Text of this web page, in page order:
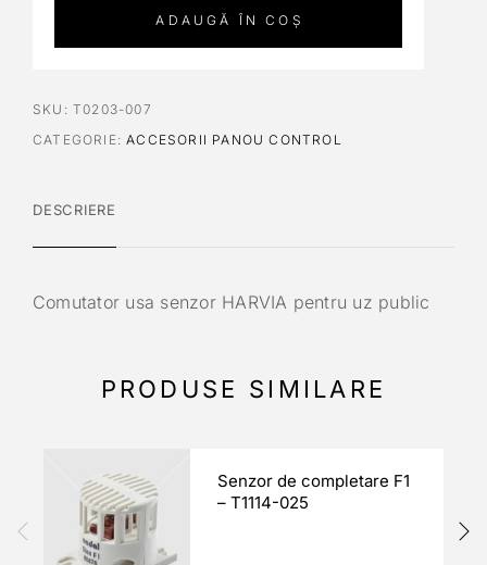
ADAUGĂ ÎN COȘ
SKU: T0203-007
CATEGORIE:ACCESORII PANOU CONTROL
DESCRIERE
Comutator usa senzor HARVIA pentru uz public
PRODUSE SIMILARE
Senzor de completare F1
– T1114-025